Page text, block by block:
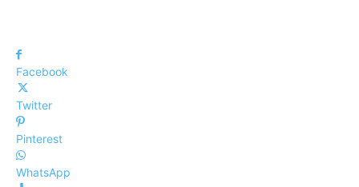
Facebook
Twitter
Pinterest
WhatsApp